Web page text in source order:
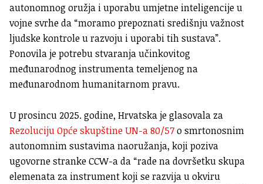
autonomnog oružja i uporabu umjetne inteligencije u
vojne svrhe da “moramo prepoznati središnju važnost
ljudske kontrole u razvoju i uporabi tih sustava”.
Ponovila je potrebu stvaranja učinkovitog
međunarodnog instrumenta temeljenog na
međunarodnom humanitarnom pravu.
U prosincu 2025. godine, Hrvatska je glasovala za
Rezoluciju Opće skupštine UN-a 80/57o smrtonosnim
autonomnim sustavima naoružanja, koji poziva
ugovorne stranke CCW-a da “rade na dovršetku skupa
elemenata za instrument koji se razvija u okviru